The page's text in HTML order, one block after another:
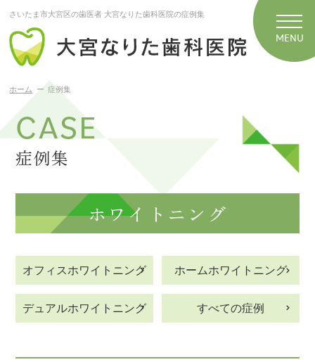
さいたま市大宮区の歯医者 大宮なりた歯科医院の症例集
ホーム 症例集
CASE
症例集
ホワイトニング
オフィスホワイトニング ホームホワイトニング
デュアルホワイトニング すべての症例